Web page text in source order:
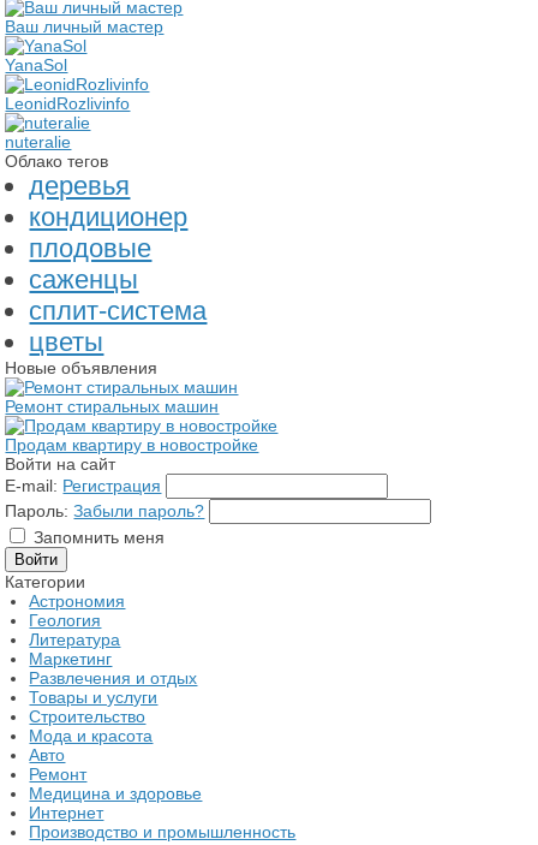
Ваш личный мастер
YanaSol
LeonidRozlivinfo
nuteralie
Облако тегов
деревья
кондиционер
плодовые
саженцы
сплит-система
цветы
Новые объявления
Ремонт стиральных машин
Продам квартиру в новостройке
Войти на сайт
E-mail: Регистрация
Пароль: Забыли пароль?
Запомнить меня
Категории
Астрономия
Геология
Литература
Маркетинг
Развлечения и отдых
Товары и услуги
Строительство
Мода и красота
Авто
Ремонт
Медицина и здоровье
Интернет
Производство и промышленность